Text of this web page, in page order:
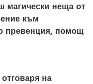
магически неща от
към
превенция, помощ
на